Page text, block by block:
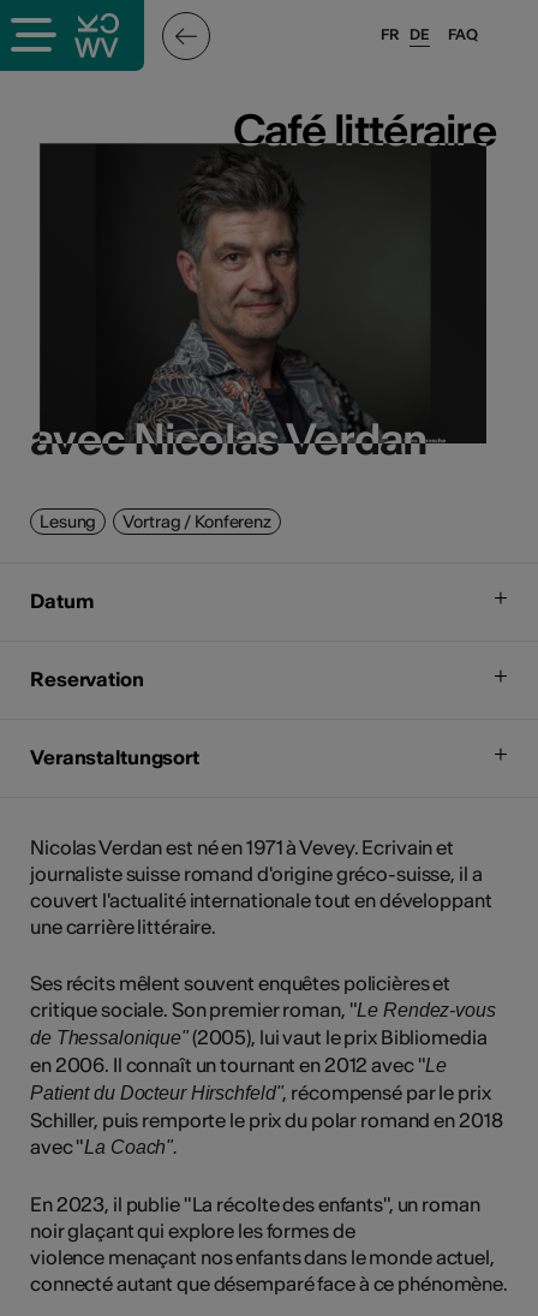
FAQ
FR DE
Café littéraire
avec Nicolas Verdan
Café littéraire
avec Nicolas Verdan
Lesung Vortrag / Konferenz
Datum
Reservation
Veranstaltungsort
Nicolas Verdan est né en 1971 à Vevey. Ecrivain et
journaliste suisse romand d'origine gréco-suisse, il a
couvert l'actualité internationale tout en développant
une carrière littéraire.
Ses récits mêlent souvent enquêtes policières et
critique sociale. Son premier roman, "Le Rendez-vous
de Thessalonique"(2005), lui vaut le prix Bibliomedia
en 2006. Il connaît un tournant en 2012 avec "Le
Patient du Docteur Hirschfeld", récompensé par le prix
Schiller, puis remporte le prix du polar romand en 2018
avec "La Coach".
En 2023, il publie "La récolte des enfants", un roman
noir glaçant qui explore les formes de
violence menaçant nos enfants dans le monde actuel,
connecté autant que désemparé face à ce phénomène.